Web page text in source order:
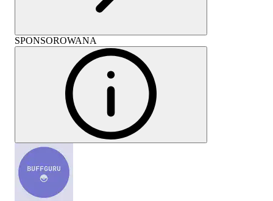
SPONSOROWANA